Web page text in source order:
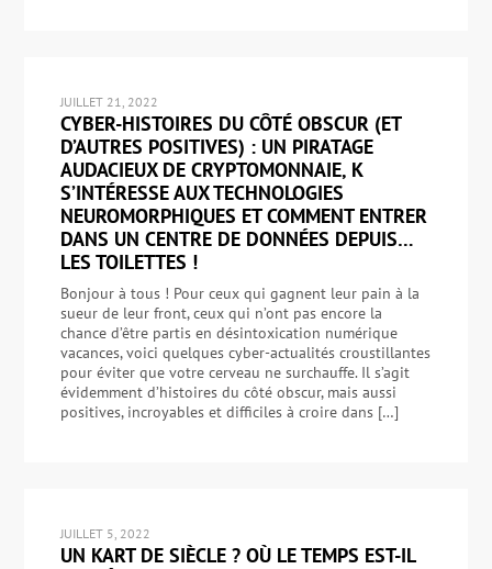
JUILLET 21, 2022
CYBER-HISTOIRES DU CÔTÉ OBSCUR (ET
D’AUTRES POSITIVES) : UN PIRATAGE
AUDACIEUX DE CRYPTOMONNAIE, K
S’INTÉRESSE AUX TECHNOLOGIES
NEUROMORPHIQUES ET COMMENT ENTRER
DANS UN CENTRE DE DONNÉES DEPUIS…
LES TOILETTES !
Bonjour à tous ! Pour ceux qui gagnent leur pain à la
sueur de leur front, ceux qui n’ont pas encore la
chance d’être partis en désintoxication numérique
vacances, voici quelques cyber-actualités croustillantes
pour éviter que votre cerveau ne surchauffe. Il s’agit
évidemment d’histoires du côté obscur, mais aussi
positives, incroyables et difficiles à croire dans […]
JUILLET 5, 2022
UN KART DE SIÈCLE ? OÙ LE TEMPS EST-IL